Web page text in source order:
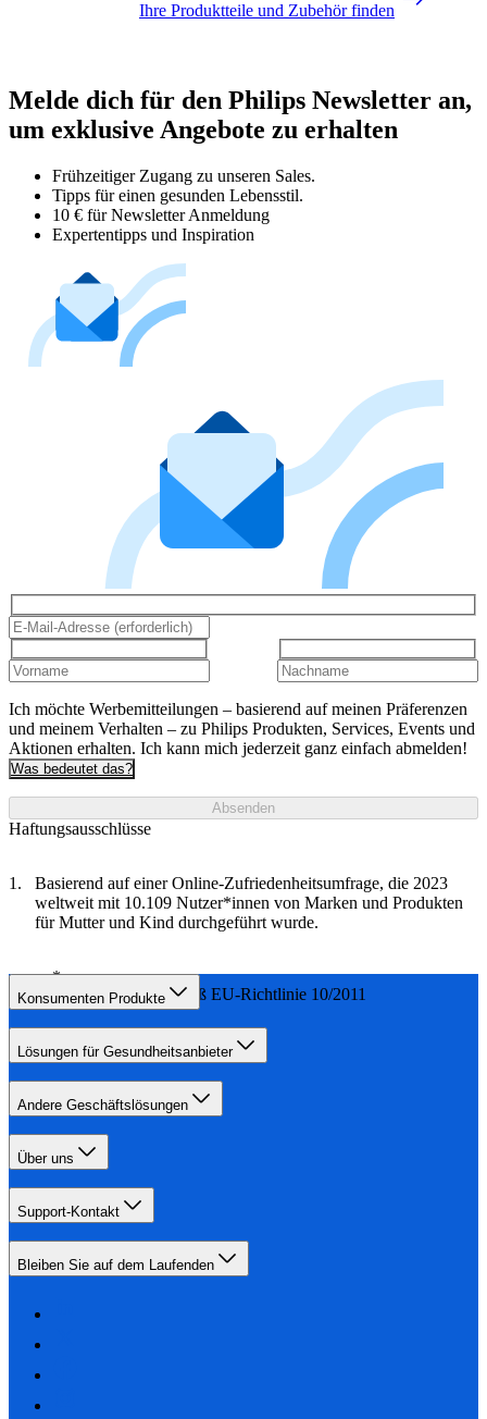
Ihre Produktteile und Zubehör finden
Melde dich für den Philips Newsletter an,
um exklusive Angebote zu erhalten
Frühzeitiger Zugang zu unseren Sales.
Tipps für einen gesunden Lebensstil.
10 € für Newsletter Anmeldung
Expertentipps und Inspiration
Ich möchte Werbemitteilungen – basierend auf meinen Präferenzen
und meinem Verhalten – zu Philips Produkten, Services, Events und
Aktionen erhalten. Ich kann mich jederzeit ganz einfach abmelden!
Was bedeutet das?
Absenden
Haftungsausschlüsse
Basierend auf einer Online-Zufriedenheitsumfrage, die 2023
weltweit mit 10.109 Nutzer*innen von Marken und Produkten
für Mutter und Kind durchgeführt wurde.
0 % BPA – gemäß EU-Richtlinie 10/2011
Konsumenten Produkte
Lösungen für Gesundheitsanbieter
Andere Geschäftslösungen
Über uns
Support-Kontakt
Bleiben Sie auf dem Laufenden